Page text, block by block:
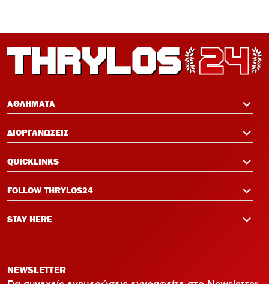
Μεντιλίμπαρ
ΑΘΛΗΜΑΤΑ
ΔΙΟΡΓΑΝΩΣΕΙΣ
QUICKLINKS
FOLLOW THRYLOS24
STAY HERE
NEWSLETTER